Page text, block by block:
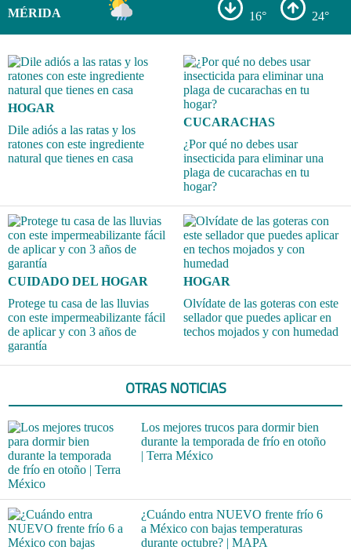
MÉRIDA 16° 24°
HOGAR
Dile adiós a las ratas y los
ratones con este ingrediente
natural que tienes en casa
CUCARACHAS
¿Por qué no debes usar
insecticida para eliminar una
plaga de cucarachas en tu
hogar?
CUIDADO DEL HOGAR
Protege tu casa de las lluvias
con este impermeabilizante fácil
de aplicar y con 3 años de
garantía
HOGAR
Olvídate de las goteras con este
sellador que puedes aplicar en
techos mojados y con humedad
OTRAS NOTICIAS
Los mejores trucos para dormir bien
durante la temporada de frío en otoño
| Terra México
¿Cuándo entra NUEVO frente frío 6
a México con bajas temperaturas
durante octubre? | MAPA